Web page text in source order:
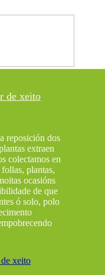
de xeito
reposición dos
extraen
colectamos en
plantas,
ocasións
de que
ó solo, polo